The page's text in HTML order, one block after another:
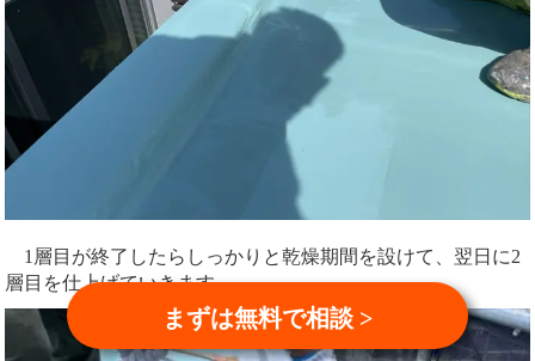
1層目が終了したらしっかりと乾燥期間を設けて、翌日に2
層目を仕上げていきます。
まずは無料で相談 >